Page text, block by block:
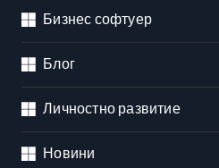
Бизнес софтуер
Блог
Личностно развитие
Новини